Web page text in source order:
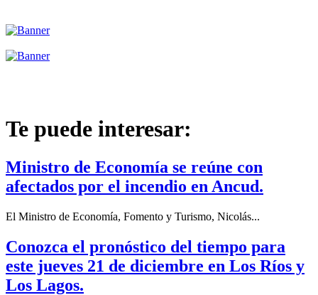
Te puede interesar:
Ministro de Economía se reúne con
afectados por el incendio en Ancud.
El Ministro de Economía, Fomento y Turismo, Nicolás...
Conozca el pronóstico del tiempo para
este jueves 21 de diciembre en Los Ríos y
Los Lagos.